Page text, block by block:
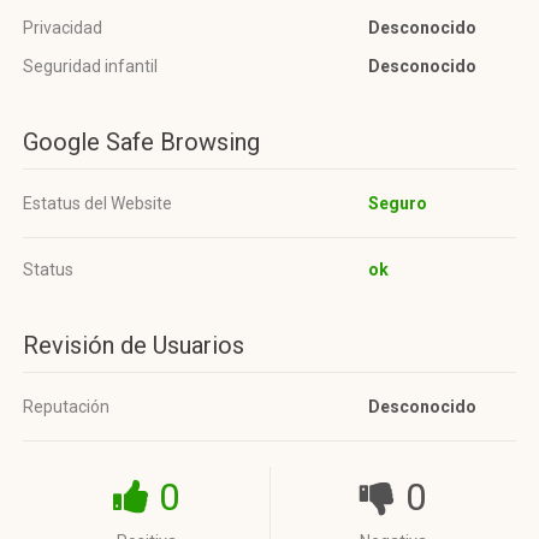
Privacidad
Desconocido
Seguridad infantil
Desconocido
Google Safe Browsing
Estatus del Website Seguro
Status ok
Revisión de Usuarios
Reputación Desconocido
0 0